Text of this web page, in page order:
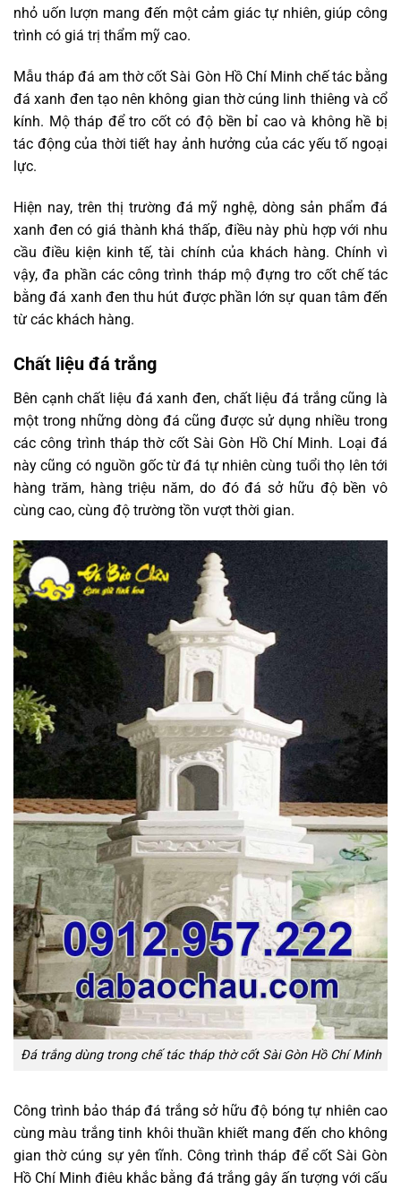
nhỏ uốn lượn mang đến một cảm giác tự nhiên, giúp công
trình có giá trị thẩm mỹ cao.
Mẫu tháp đá am thờ cốt Sài Gòn Hồ Chí Minh chế tác bằng
đá xanh đen tạo nên không gian thờ cúng linh thiêng và cổ
kính. Mộ tháp để tro cốt có độ bền bỉ cao và không hề bị
tác động của thời tiết hay ảnh hưởng của các yếu tố ngoại
lực.
Hiện nay, trên thị trường đá mỹ nghệ, dòng sản phẩm đá
xanh đen có giá thành khá thấp, điều này phù hợp với nhu
cầu điều kiện kinh tế, tài chính của khách hàng. Chính vì
vậy, đa phần các công trình tháp mộ đựng tro cốt chế tác
bằng đá xanh đen thu hút được phần lớn sự quan tâm đến
từ các khách hàng.
Chất liệu đá trắng
Bên cạnh chất liệu đá xanh đen, chất liệu đá trắng cũng là
một trong những dòng đá cũng được sử dụng nhiều trong
các công trình tháp thờ cốt Sài Gòn Hồ Chí Minh. Loại đá
này cũng có nguồn gốc từ đá tự nhiên cùng tuổi thọ lên tới
hàng trăm, hàng triệu năm, do đó đá sở hữu độ bền vô
cùng cao, cùng độ trường tồn vượt thời gian.
Đá trắng dùng trong chế tác tháp thờ cốt Sài Gòn Hồ Chí Minh
Công trình bảo tháp đá trắng sở hữu độ bóng tự nhiên cao
cùng màu trắng tinh khôi thuần khiết mang đến cho không
gian thờ cúng sự yên tĩnh. Công trình tháp để cốt Sài Gòn
Hồ Chí Minh điêu khắc bằng đá trắng gây ấn tượng với cấu